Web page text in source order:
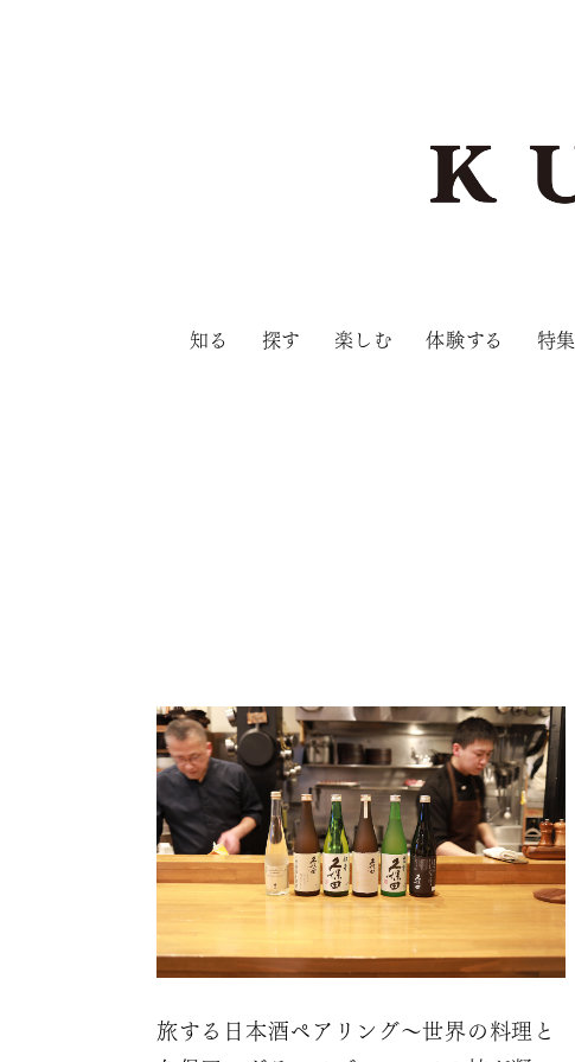
知る 探す 楽しむ 体験する 特集
旅する日本酒ペアリング～世界の料理と